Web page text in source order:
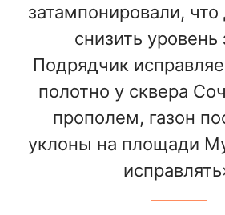
затампонировали,
снизить уровень
Подрядчик
полотно у сквера
прополем, газон
уклоны на площади